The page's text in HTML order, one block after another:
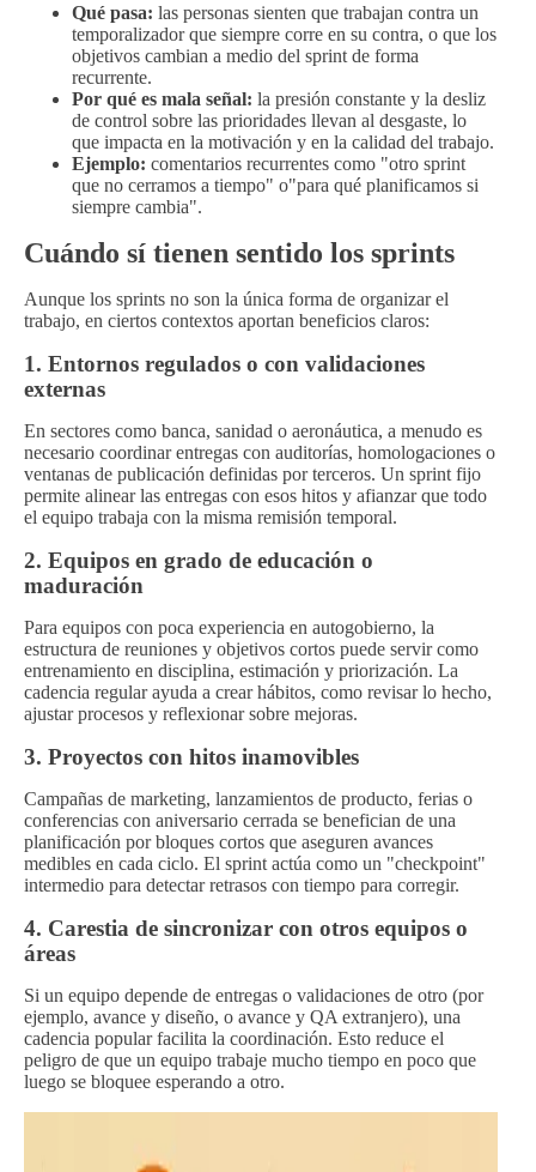
Qué pasa: las personas sienten que trabajan contra un
temporalizador que siempre corre en su contra, o que los
objetivos cambian a medio del sprint de forma
recurrente.
Por qué es mala señal: la presión constante y la desliz
de control sobre las prioridades llevan al desgaste, lo
que impacta en la motivación y en la calidad del trabajo.
Ejemplo: comentarios recurrentes como "otro sprint
que no cerramos a tiempo" o"para qué planificamos si
siempre cambia".
Cuándo sí tienen sentido los sprints
Aunque los sprints no son la única forma de organizar el
trabajo, en ciertos contextos aportan beneficios claros:
1. Entornos regulados o con validaciones
externas
En sectores como banca, sanidad o aeronáutica, a menudo es
necesario coordinar entregas con auditorías, homologaciones o
ventanas de publicación definidas por terceros. Un sprint fijo
permite alinear las entregas con esos hitos y afianzar que todo
el equipo trabaja con la misma remisión temporal.
2. Equipos en grado de educación o
maduración
Para equipos con poca experiencia en autogobierno, la
estructura de reuniones y objetivos cortos puede servir como
entrenamiento en disciplina, estimación y priorización. La
cadencia regular ayuda a crear hábitos, como revisar lo hecho,
ajustar procesos y reflexionar sobre mejoras.
3. Proyectos con hitos inamovibles
Campañas de marketing, lanzamientos de producto, ferias o
conferencias con aniversario cerrada se benefician de una
planificación por bloques cortos que aseguren avances
medibles en cada ciclo. El sprint actúa como un "checkpoint"
intermedio para detectar retrasos con tiempo para corregir.
4. Carestia de sincronizar con otros equipos o
áreas
Si un equipo depende de entregas o validaciones de otro (por
ejemplo, avance y diseño, o avance y QA extranjero), una
cadencia popular facilita la coordinación. Esto reduce el
peligro de que un equipo trabaje mucho tiempo en poco que
luego se bloquee esperando a otro.